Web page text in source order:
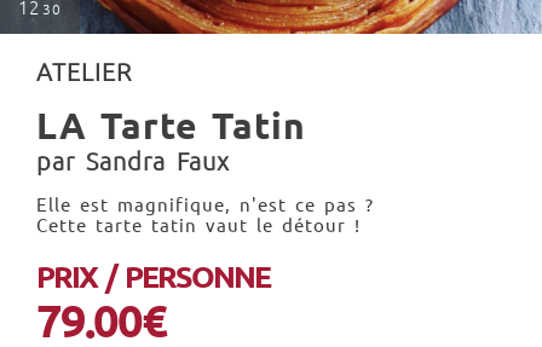
12 30
ATELIER
LA Tarte Tatin
par Sandra Faux
Elle est magnifique, n'est ce pas ?
Cette tarte tatin vaut le détour !
PRIX / PERSONNE
79.00€